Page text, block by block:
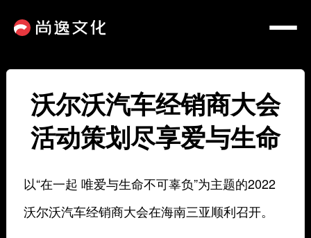
沃尔沃汽车经销商大会
活动策划尽享爱与生命
以“在一起 唯爱与生命不可辜负”为主题的2022
沃尔沃汽车经销商大会在海南三亚顺利召开。